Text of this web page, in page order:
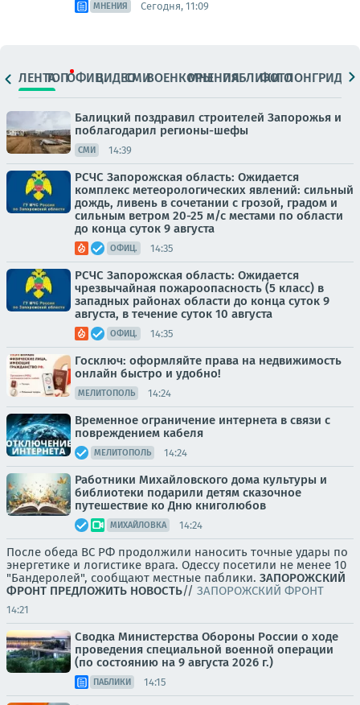
МНЕНИЯ Сегодня, 11:09
ЛЕНТАТОПОФИЦ.ВИДЕОСМИВОЕНКОРЫМНЕНИЯПАБЛИКИ
ФОТОЛОНГРИДЫ
Балицкий поздравил строителей Запорожья и
поблагодарил регионы-шефы
СМИ 14:39
РСЧС Запорожская область: Ожидается
комплекс метеорологических явлений: сильный
дождь, ливень в сочетании с грозой, градом и
сильным ветром 20-25 м/с местами по области
до конца суток 9 августа
ОФИЦ. 14:35
РСЧС Запорожская область: Ожидается
чрезвычайная пожароопасность (5 класс) в
западных районах области до конца суток 9
августа, в течение суток 10 августа
ОФИЦ. 14:35
Госключ: оформляйте права на недвижимость
онлайн быстро и удобно!
МЕЛИТОПОЛЬ 14:24
Временное ограничение интернета в связи с
повреждением кабеля
МЕЛИТОПОЛЬ 14:24
Работники Михайловского дома культуры и
библиотеки подарили детям сказочное
путешествие ко Дню книголюбов
МИХАЙЛОВКА 14:24
После обеда ВС РФ продолжили наносить точные удары по
энергетике и логистике врага. Одессу посетили не менее 10
"Бандеролей", сообщают местные паблики. ЗАПОРОЖСКИЙ
ФРОНТ ПРЕДЛОЖИТЬ НОВОСТЬ// ЗАПОРОЖСКИЙ ФРОНТ
14:21
Сводка Министерства Обороны России о ходе
проведения специальной военной операции
(по состоянию на 9 августа 2026 г.)
ПАБЛИКИ 14:15